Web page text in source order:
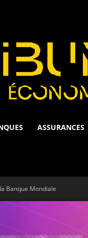
ASSURANCES
Banque Mondiale